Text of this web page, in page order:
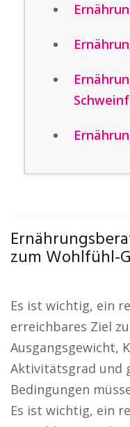
zum Wohlfühl-
Es ist wichtig, ein
erreichbares Ziel
Ausgangsgewicht,
Aktivitätsgrad und
Bedingungen
Es ist wichtig, ein